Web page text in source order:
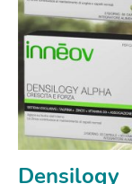
Densilogy